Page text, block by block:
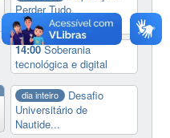
Perder Tudo.
Novament...
14:00Soberania
tecnológica e digital
dia inteiro
Desafio
Universitário de
Nautide...